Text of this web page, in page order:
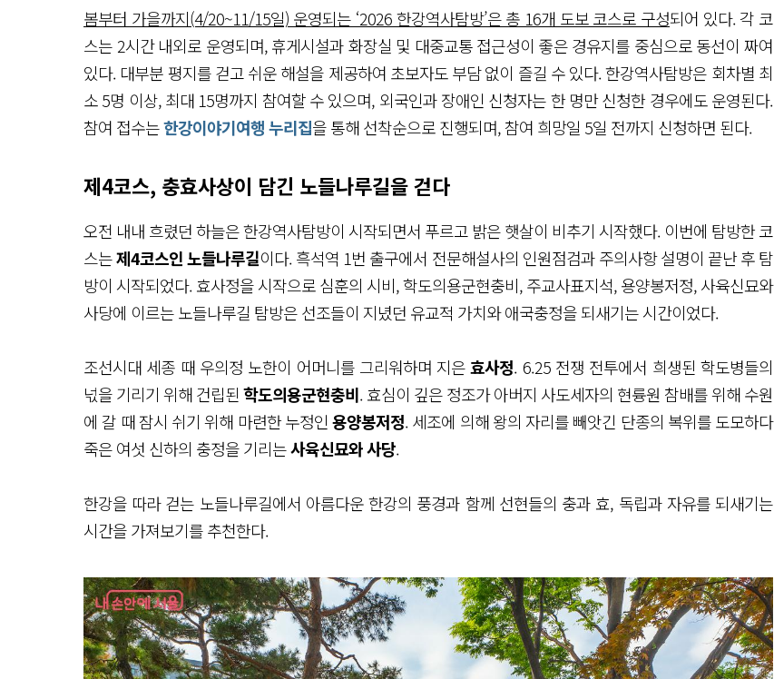
봄부터 가을까지(4/20~11/15일) 운영되는 ‘2026 한강역사탐방’은 총 16개 도보 코스로 구성되어 있다. 각 코
스는 2시간 내외로 운영되며, 휴게시설과 화장실 및 대중교통 접근성이 좋은 경유지를 중심으로 동선이 짜여
있다. 대부분 평지를 걷고 쉬운 해설을 제공하여 초보자도 부담 없이 즐길 수 있다. 한강역사탐방은 회차별 최
소 5명 이상, 최대 15명까지 참여할 수 있으며, 외국인과 장애인 신청자는 한 명만 신청한 경우에도 운영된다.
참여 접수는한강이야기여행 누리집을 통해 선착순으로 진행되며, 참여 희망일 5일 전까지 신청하면 된다.
제4코스, 충효사상이 담긴 노들나루길을 걷다
오전 내내 흐렸던 하늘은 한강역사탐방이 시작되면서 푸르고 밝은 햇살이 비추기 시작했다. 이번에 탐방한 코
스는제4코스인 노들나루길이다. 흑석역 1번 출구에서 전문해설사의 인원점검과 주의사항 설명이 끝난 후 탐
방이 시작되었다. 효사정을 시작으로 심훈의 시비, 학도의용군현충비, 주교사표지석, 용양봉저정, 사육신묘와
사당에 이르는 노들나루길 탐방은 선조들이 지녔던 유교적 가치와 애국충정을 되새기는 시간이었다.
조선시대 세종 때 우의정 노한이 어머니를 그리워하며 지은효사정. 6.25 전쟁 전투에서 희생된 학도병들의
넋을 기리기 위해 건립된 학도의용군현충비. 효심이 깊은 정조가 아버지 사도세자의 현륭원 참배를 위해 수원
에 갈 때 잠시 쉬기 위해 마련한 누정인 용양봉저정. 세조에 의해 왕의 자리를 빼앗긴 단종의 복위를 도모하다
죽은 여섯 신하의 충정을 기리는사육신묘와 사당.
한강을 따라 걷는 노들나루길에서 아름다운 한강의 풍경과 함께 선현들의 충과 효, 독립과 자유를 되새기는
시간을 가져보기를 추천한다.